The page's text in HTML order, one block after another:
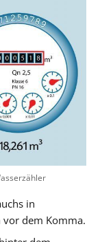
in
vor dem Komma.